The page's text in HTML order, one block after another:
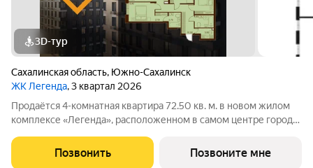
3D-тур
Сахалинская область, Южно-Сахалинск
ЖК Легенда, 3 квартал 2026
Продаётся 4-комнатная квартира 72.50 кв. м. в новом жилом
комплексе «Легенда», расположенном в самом центре города
им. Космонавта Поповича. Жилой комплекс бизнес-класса
Позвонить Позвоните мне